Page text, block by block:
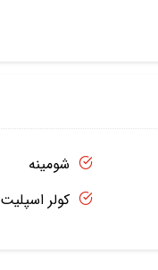
شومینه
کولر اسپلیت